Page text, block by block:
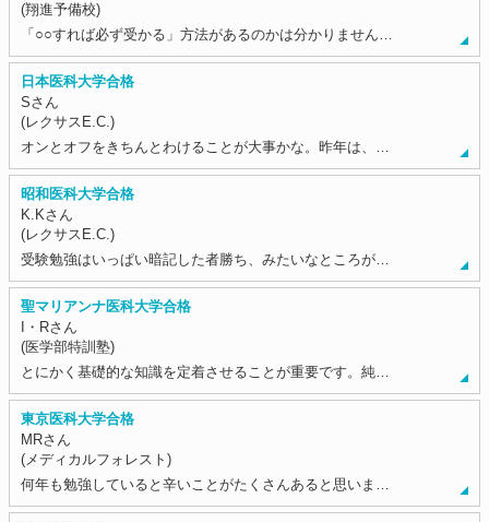
(翔進予備校)
「○○すれば必ず受かる」方法があるのかは分かりません…
日本医科大学合格
Sさん
(レクサスE.C.)
オンとオフをきちんとわけることが大事かな。昨年は、…
昭和医科大学合格
K.Kさん
(レクサスE.C.)
受験勉強はいっぱい暗記した者勝ち、みたいなところが…
聖マリアンナ医科大学合格
I・Rさん
(医学部特訓塾)
とにかく基礎的な知識を定着させることが重要です。純…
東京医科大学合格
MRさん
(メディカルフォレスト)
何年も勉強していると辛いことがたくさんあると思いま…